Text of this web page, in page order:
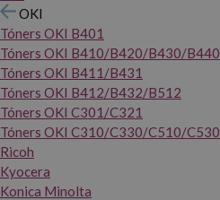
OKI
Tóners OKI B401
Tóners OKI B410/B420/B430/B440
Tóners OKI B411/B431
Tóners OKI B412/B432/B512
Tóners OKI C301/C321
Tóners OKI C310/C330/C510/C530
Ricoh
Kyocera
Konica Minolta